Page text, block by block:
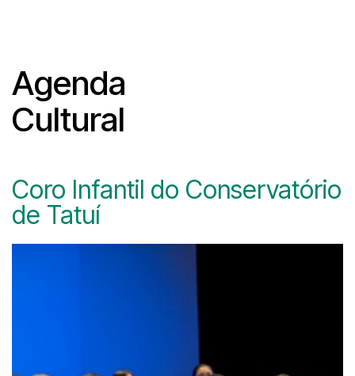
Agenda
Cultural
Coro Infantil do Conservatório
de Tatuí